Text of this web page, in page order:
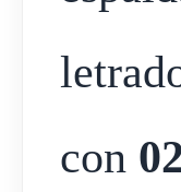
con